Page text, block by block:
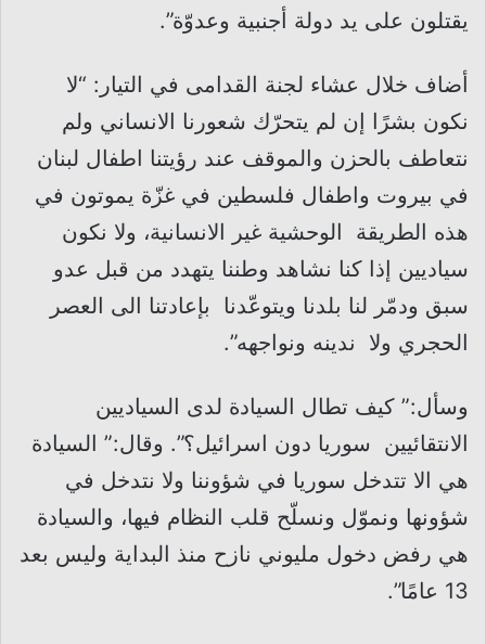
يقتلون على يد دولة أجنبية وعدوّة”.
أضاف خلال عشاء لجنة القدامى في التيار: “لا
نكون بشرًا إن لم يتحرّك شعورنا الانساني ولم
نتعاطف بالحزن والموقف عند رؤيتنا اطفال لبنان
في بيروت واطفال فلسطين في غزّة يموتون في
هذه الطريقة الوحشية غير الانسانية، ولا نكون
سياديين إذا كنا نشاهد وطننا يتهدد من قبل عدو
سبق ودمّر لنا بلدنا ويتوعّدنا بإعادتنا الى العصر
الحجري ولا ندينه ونواجهه”.
وسأل:” كيف تطال السيادة لدى السياديين
الانتقائيين سوريا دون اسرائيل؟”. وقال:” السيادة
هي الا تتدخل سوريا في شؤوننا ولا نتدخل في
شؤونها ونموّل ونسلّح قلب النظام فيها، والسيادة
هي رفض دخول مليوني نازح منذ البداية وليس بعد
13 عامًا”.